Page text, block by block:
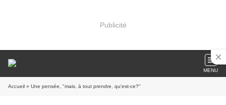
Publicité
MENU
Accueil » Une pensée, "mais, à tout prendre, qu'est-ce?"